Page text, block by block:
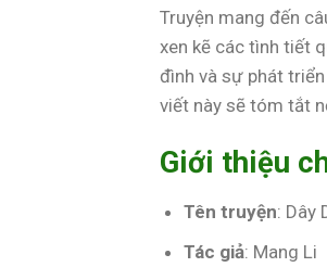
Truyện mang đến
xen kẽ các tình tiết
đình và sự phát
viết này sẽ tóm tắt
Giới thiệu
Tên truyện: Dây
Tác giả: Mang Li